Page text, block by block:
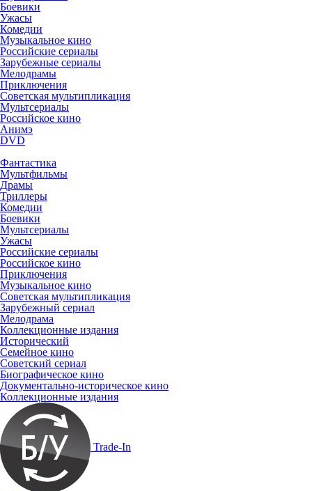
Боевики
Ужасы
Комедии
Музыкальное кино
Российские сериалы
Зарубежные сериалы
Мелодрамы
Приключения
Советская мультипликация
Мультсериалы
Российское кино
Анимэ
DVD
Фантастика
Мультфильмы
Драмы
Триллеры
Комедии
Боевики
Мультсериалы
Ужасы
Российские сериалы
Российское кино
Приключения
Музыкальное кино
Советская мультипликация
Зарубежный сериал
Мелодрама
Коллекционные издания
Исторический
Семейное кино
Советский сериал
Биографическое кино
Документально-историческое кино
Коллекционные издания
Trade-In